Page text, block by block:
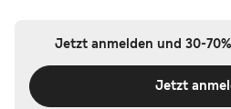
Jetzt anmelden und 30-
Jetzt